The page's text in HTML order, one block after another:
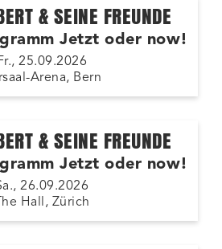
& SEINE FREUNDE
Jetzt oder now!
25.09.2026
Arena, Bern
& SEINE FREUNDE
Jetzt oder now!
26.09.2026
The Hall, Zürich